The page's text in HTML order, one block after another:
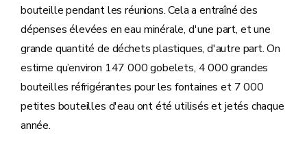
bouteille pendant les réunions. Cela a entraîné des
dépenses élevées en eau minérale, d'une part, et une
grande quantité de déchets plastiques, d'autre part. On
estime qu’environ 147 000 gobelets, 4 000 grandes
bouteilles réfrigérantes pour les fontaines et 7 000
petites bouteilles d'eau ont été utilisés et jetés chaque
année.